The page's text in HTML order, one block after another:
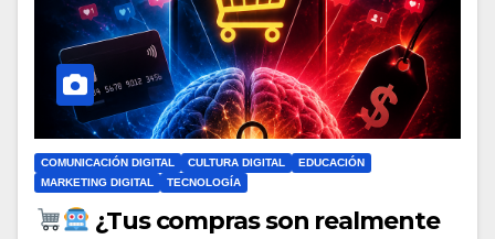
COMUNICACIÓN DIGITAL CULTURA DIGITAL
EDUCACIÓN
MARKETING DIGITAL
TECNOLOGÍA
¿Tus compras son realmente